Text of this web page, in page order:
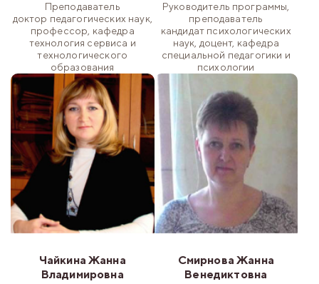
Преподаватель
доктор педагогических наук,
профессор, кафедра
технология сервиса и
технологического
образования
Руководитель программы,
преподаватель
кандидат психологических
наук, доцент, кафедра
специальной педагогики и
психологии
Чайкина Жанна
Владимировна
Смирнова Жанна
Венедиктовна